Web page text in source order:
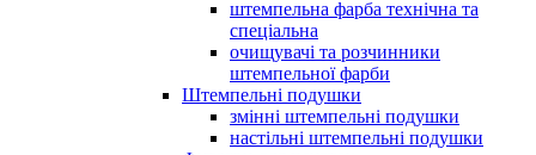
штемпельна фарба технічна та
спеціальна
очищувачі та розчинники
штемпельної фарби
Штемпельні подушки
змінні штемпельні подушки
настільні штемпельні подушки